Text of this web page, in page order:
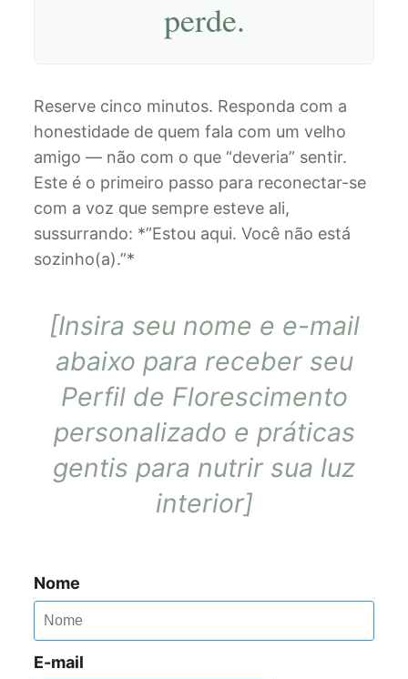
perde.
Reserve cinco minutos. Responda com a
honestidade de quem fala com um velho
amigo — não com o que “deveria” sentir.
Este é o primeiro passo para reconectar-se
com a voz que sempre esteve ali,
sussurrando: *”Estou aqui. Você não está
sozinho(a).”*
[Insira seu nome e e-mail
abaixo para receber seu
Perfil de Florescimento
personalizado e práticas
gentis para nutrir sua luz
interior]
Nome
E-mail